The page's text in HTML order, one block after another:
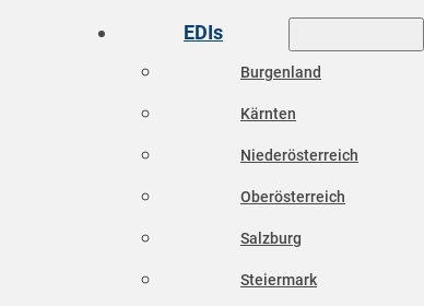
EDIs
Burgenland
Kärnten
Niederösterreich
Oberösterreich
Salzburg
Steiermark